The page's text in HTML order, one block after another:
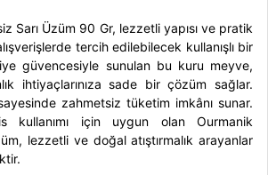
Sarı Üzüm 90 Gr, lezzetli yapısı ve pratik
tercih edilebilecek kullanışlı bir
güvencesiyle sunulan bu kuru meyve,
ihtiyaçlarınıza sade bir çözüm sağlar.
zahmetsiz tüketim imkânı sunar.
için uygun olan Ourmanik
lezzetli ve doğal atıştırmalık arayanlar